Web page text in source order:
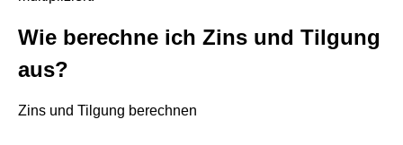
Wie berechne ich Zins und Tilgung
aus?
Zins und Tilgung berechnen